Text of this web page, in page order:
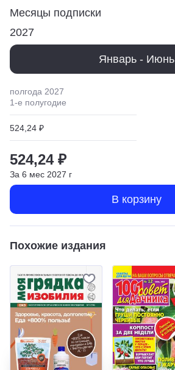
Месяцы подписки
2027
Январь - Июнь
полгода 2027
1-е полугодие
524,24 ₽
524,24 ₽
За 6 мес 2027 г
В корзину
Похожие издания